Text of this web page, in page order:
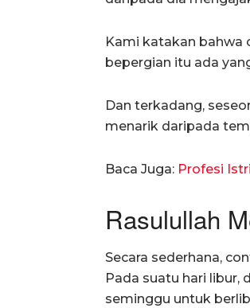
Kami katakan bahwa
bepergian itu ada
Dan terkadang,
menarik daripada
Baca Juga: Profesi
Rasulullah
Secara sederhana,
Pada suatu hari libur,
seminggu untuk